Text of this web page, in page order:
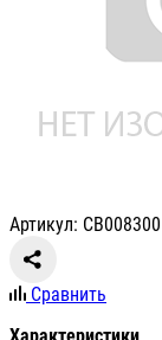
Артикул: СВ008300
Сравнить